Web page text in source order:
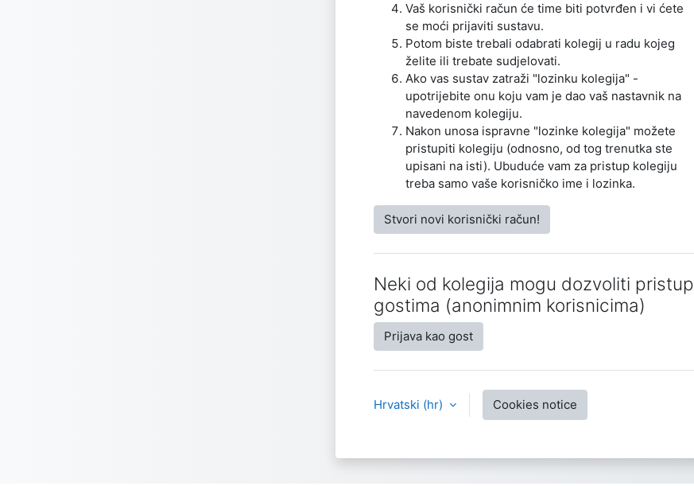
Vaš korisnički račun će time biti potvrđen i vi ćete
se moći prijaviti sustavu.
Potom biste trebali odabrati kolegij u radu kojeg
želite ili trebate sudjelovati.
Ako vas sustav zatraži "lozinku kolegija" -
upotrijebite onu koju vam je dao vaš nastavnik na
navedenom kolegiju.
Nakon unosa ispravne "lozinke kolegija" možete
pristupiti kolegiju (odnosno, od tog trenutka ste
upisani na isti). Ubuduće vam za pristup kolegiju
treba samo vaše korisničko ime i lozinka.
Stvori novi korisnički račun!
Neki od kolegija mogu dozvoliti pristup
gostima (anonimnim korisnicima)
Prijava kao gost
Hrvatski ‎(hr)‎ Cookies notice